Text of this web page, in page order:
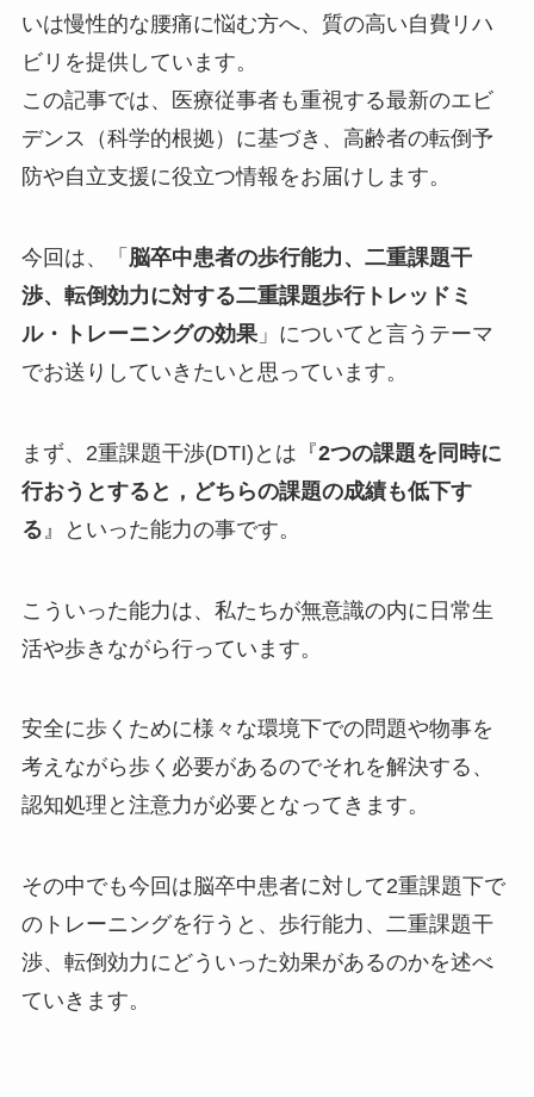
いは慢性的な腰痛に悩む方へ、 質の高い自費リハ
ビリ を提供しています。
この記事では、医療従事者も重視する最新のエビ
デンス（科学的根拠）に基づき、高齢者の転倒予
防や自立支援に役立つ情報をお届けします。
今回は、「 脳卒中患者の歩行能力、二重課題干
渉、転倒効力に対する二重課題歩行トレッドミ
ル・トレーニングの効果」についてと言うテーマ
でお送りしていきたいと思っています。
まず、2重課題干渉(DTI)とは『2つの課題を同時に
行おうとすると，どちらの課題の成績も低下す
る 』といった能力の事です。
こういった能力は、私たちが無意識の内に日常生
活や歩きながら行っています。
安全に歩くために様々な環境下での問題や物事を
考えながら歩く必要があるのでそれを解決する、
認知処理と注意力が必要となってきます。
その中でも今回は脳卒中患者に対して2重課題下で
のトレーニングを行うと、 歩行能力、二重課題干
渉、転倒効力にどういった効果があるのかを述べ
ていきます。